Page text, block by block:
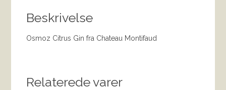
Beskrivelse
Osmoz Citrus Gin fra Chateau Montifaud
Relaterede varer